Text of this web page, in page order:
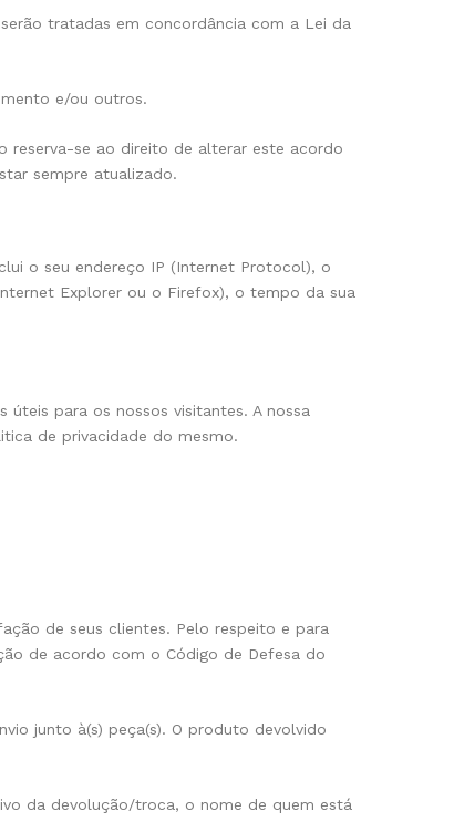
tratadas em concordância com a Lei da
e/ou outros.
reserva-se ao direito de alterar este acordo
sempre atualizado.
o seu endereço IP (Internet Protocol), o
Explorer ou o Firefox), o tempo da sua
para os nossos visitantes. A nossa
de privacidade do mesmo.
de seus clientes. Pelo respeito e para
de acordo com o Código de Defesa do
junto à(s) peça(s). O produto devolvido
da devolução/troca, o nome de quem está